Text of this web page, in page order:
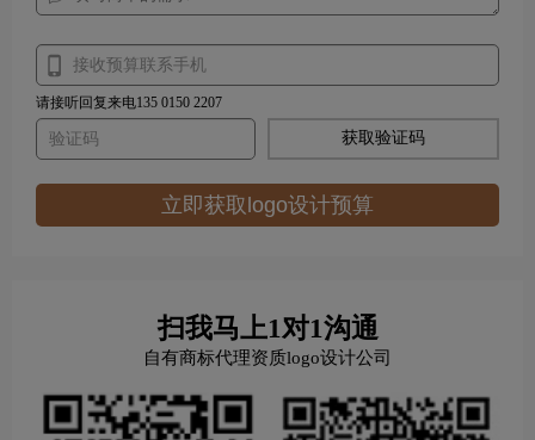
请接听回复来电135 0150 2207
获取验证码
立即获取logo设计预算
扫我马上1对1沟通
自有商标代理资质logo设计公司